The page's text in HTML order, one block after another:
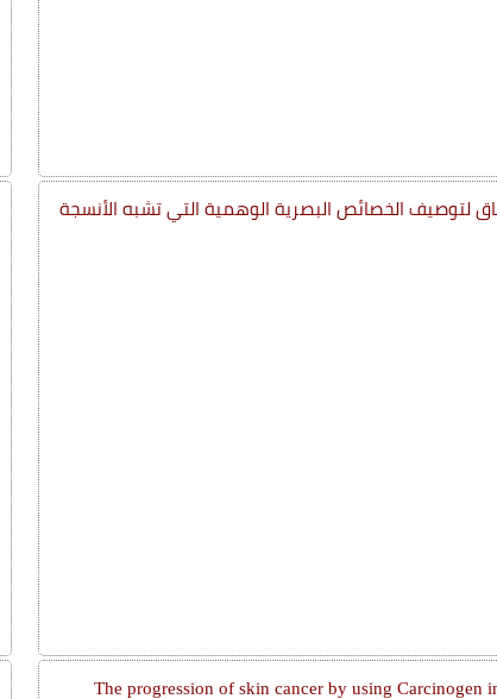
لتوصيف الخصائص البصرية الوهمية التي تشبه الأنسجة
The progression of skin cancer by using Carcinogen